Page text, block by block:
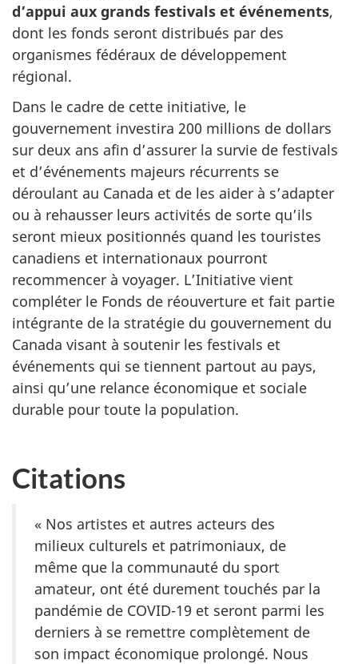
d’appui aux grands festivals et événements,
dont les fonds seront distribués par des
organismes fédéraux de développement
régional.
Dans le cadre de cette initiative, le
gouvernement investira 200 millions de dollars
sur deux ans afin d’assurer la survie de festivals
et d’événements majeurs récurrents se
déroulant au Canada et de les aider à s’adapter
ou à rehausser leurs activités de sorte qu’ils
seront mieux positionnés quand les touristes
canadiens et internationaux pourront
recommencer à voyager. L’Initiative vient
compléter le Fonds de réouverture et fait partie
intégrante de la stratégie du gouvernement du
Canada visant à soutenir les festivals et
événements qui se tiennent partout au pays,
ainsi qu’une relance économique et sociale
durable pour toute la population.
Citations
« Nos artistes et autres acteurs des
milieux culturels et patrimoniaux, de
même que la communauté du sport
amateur, ont été durement touchés par la
pandémie de COVID-19 et seront parmi les
derniers à se remettre complètement de
son impact économique prolongé. Nous